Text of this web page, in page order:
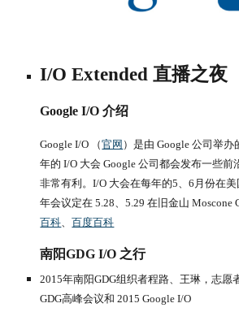
I/O Extended 直播之夜
Google I/O 介绍
Google I/O （官网 ）是由 Google 公司举
年的 I/O 大会 Google 公司都会发布一些前
非常有利。I/O 大会在每年的5、6月份在
年会议定在 5.28、5.29 在旧金山 Moscone
百科、百度百科
南阳GDG I/O 之行
2015年南阳GDG组织者程路、王琳，志愿
GDG高峰会议和 2015 Google I/O